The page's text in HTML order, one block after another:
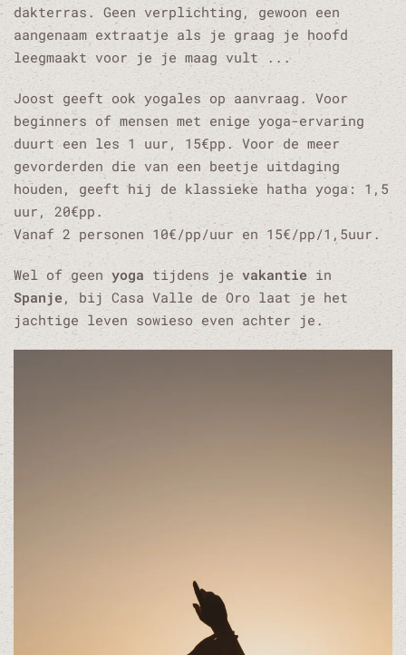
dakterras. Geen verplichting, gewoon een
aangenaam extraatje als je graag je hoofd
leegmaakt voor je je maag vult ...
Joost geeft ook yogales op aanvraag. Voor
beginners of mensen met enige yoga-ervaring
duurt een les 1 uur, 15€pp. Voor de meer
gevorderden die van een beetje uitdaging
houden, geeft hij de klassieke hatha yoga: 1,5
uur, 20€pp.
Vanaf 2 personen 10€/pp/uur en 15€/pp/1,5uur.
Wel of geen yoga tijdens je vakantie in
Spanje, bij Casa Valle de Oro laat je het
jachtige leven sowieso even achter je.